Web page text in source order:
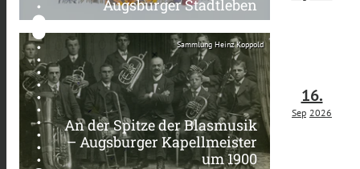
Augsburger Stadtleben
Sammlung Heinz Koppold
An der Spitze der Blasmusik
– Augsburger Kapellmeister
um 1900
16.
Sep 2026